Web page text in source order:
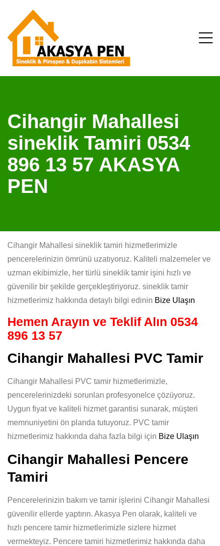
Cihangir Mahallesi
sineklik Tamiri 0534
896 13 57 AKASYA
PEN
Cihangir Mahallesi sineklik tamiri hizmetlerimizle
pencerelerinizin ömrünü uzatıyoruz. Kaliteli malzemeler ve
uzman ekibimizle, her türlü sineklik tamir işini hızlı ve
güvenilir bir şekilde gerçekleştiriyoruz. sineklik tamir
hizmetlerimiz hakkında detaylı bilgi edinin Bize Ulaşın
Hemen Arayın ve Teklif Alın 0534
896 13 57
Cihangir Mahallesi PVC Tamir
Cihangir Mahallesi PVC tamir hizmetlerimizle,
pencerelerinizdeki sorunları profesyonelce çözüyoruz.
Uygun fiyat ve kaliteli hizmet garantisi sunarak, müşteri
memnuniyetini ön planda tutuyoruz. PVC tamir
hizmetlerimiz hakkında daha fazla bilgi için Bize Ulaşın
Cihangir Mahallesi Pencere
Tamiri
Pencerelerinizin bakım ve tamir işlerini Cihangir Mahallesi
güvenilir ellerde yaptırın. Akasya Pen olarak, kaliteli ve
hızlı pencere tamir hizmetlerimizle sizlere hizmet
vermekteyiz. Pencere tamiri hizmetlerimiz hakkında daha